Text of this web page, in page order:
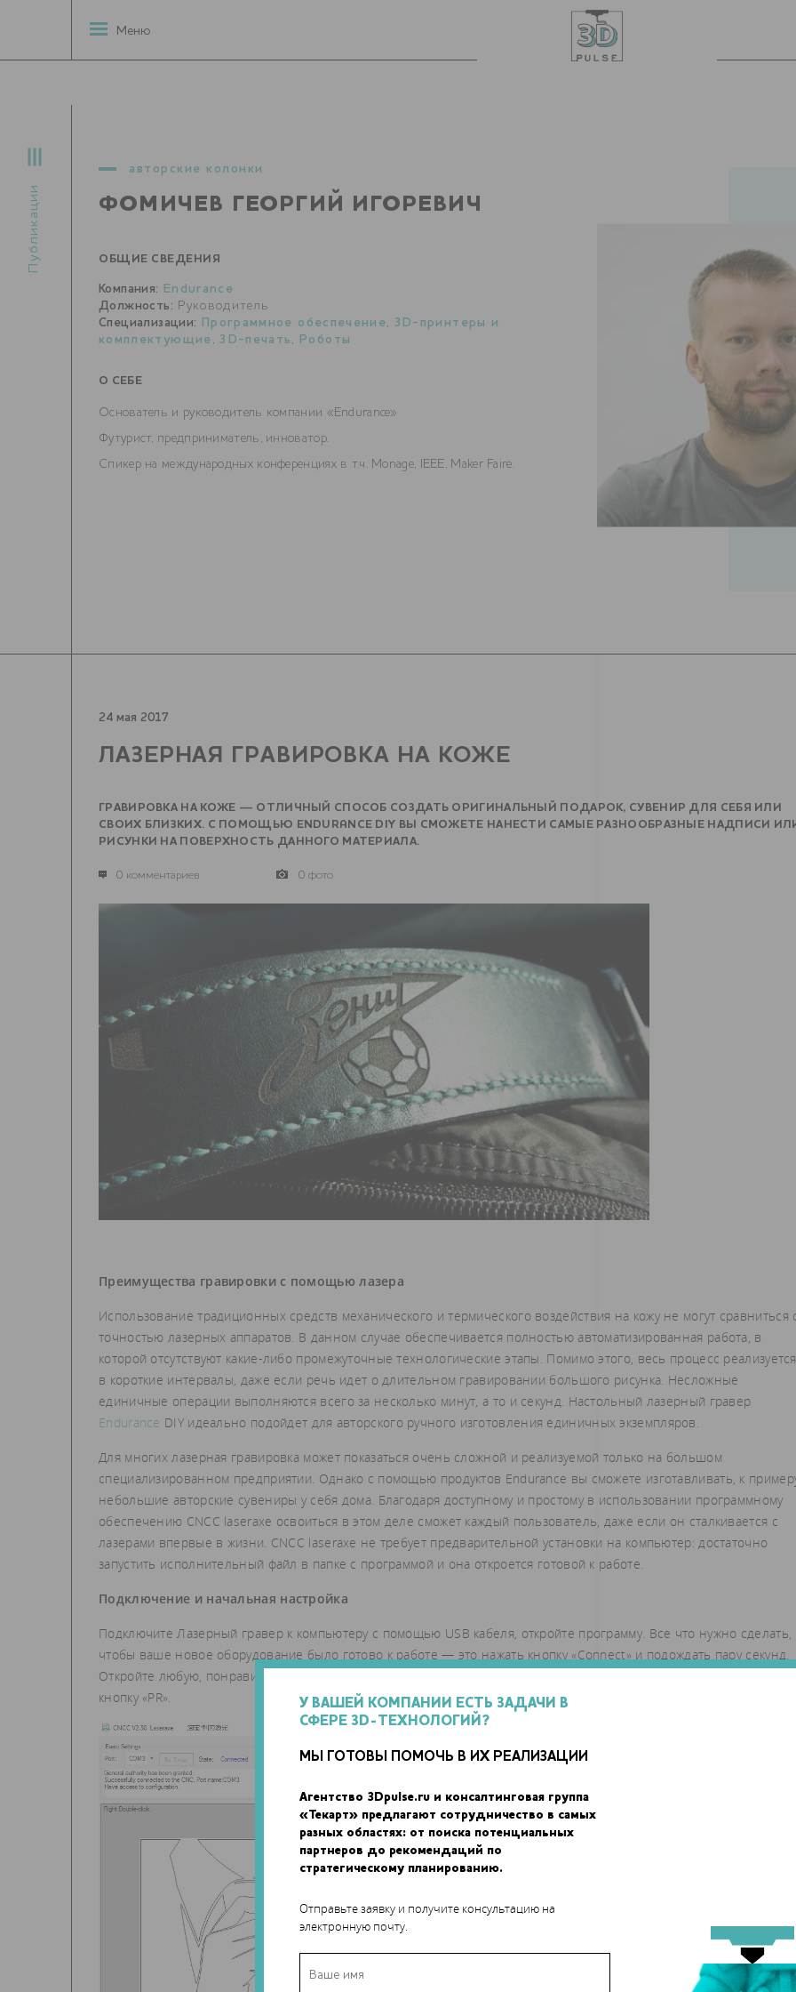
У ВАШЕЙ КОМПАНИИ ЕСТЬ ЗАДАЧИ В
СФЕРЕ 3D-ТЕХНОЛОГИЙ?
МЫ ГОТОВЫ ПОМОЧЬ В ИХ РЕАЛИЗАЦИИ
Агентство 3Dpulse.ru и консалтинговая группа
«Текарт» предлагают сотрудничество в самых
разных областях: от поиска потенциальных
партнеров до рекомендаций по
стратегическому планированию.
Отправьте заявку и получите консультацию на
электронную почту.
Публикации
Меню
авторские колонки
ФОМИЧЕВ ГЕОРГИЙ ИГОРЕВИЧ
ОБЩИЕ СВЕДЕНИЯ
Компания:
Endurance
Должность: Руководитель
Специализации:
Программное обеспечение, 3D-принтеры и
комплектующие ,3D-печать , Роботы
О СЕБЕ
Основатель и руководитель компании «Endurance»
Футурист, предприниматель, инноватор.
Спикер на международных конференциях в т.ч. Monage, IEEE, Maker Faire.
24 мая 2017
ЛАЗЕРНАЯ ГРАВИРОВКА НА КОЖЕ
ГРАВИРОВКА НА КОЖЕ — ОТЛИЧНЫЙ СПОСОБ СОЗДАТЬ ОРИГИНАЛЬНЫЙ ПОДАРОК, СУВЕНИР ДЛЯ СЕБЯ ИЛИ
СВОИХ БЛИЗКИХ. С ПОМОЩЬЮ ENDURANCE DIY ВЫ СМОЖЕТЕ НАНЕСТИ САМЫЕ РАЗНООБРАЗНЫЕ НАДПИСИ
РИСУНКИ НА ПОВЕРХНОСТЬ ДАННОГО МАТЕРИАЛА.
0 комментариев 0 фото
Преимущества гравировки с помощью лазера
Использование традиционных средств механического и термического воздействия на кожу не могут сравниться
точностью лазерных аппаратов. В данном случае обеспечивается полностью автоматизированная работа, в
которой отсутствуют какие-либо промежуточные технологические этапы. Помимо этого, весь процесс реализуется
в короткие интервалы, даже если речь идет о длительном гравировании большого рисунка. Несложные
единичные операции выполняются всего за несколько минут, а то и секунд. Настольный лазерный гравер
Endurance DIY идеально подойдет для авторского ручного изготовления единичных экземпляров.
Для многих лазерная гравировка может показаться очень сложной и реализуемой только на большом
специализированном предприятии. Однако с помощью продуктов Endurance вы сможете изготавливать, к
небольшие авторские сувениры у себя дома. Благодаря доступному и простому в использовании программному
обеспечению CNCC laseraxe освоиться в этом деле сможет каждый пользователь, даже если он сталкивается с
лазерами впервые в жизни. CNCC laseraxe не требует предварительной установки на компьютер: достаточно
запустить исполнительный файл в папке с программой и она откроется готовой к работе.
Подключение и начальная настройка
Подключите Лазерный гравер к компьютеру с помощью USB кабеля, откройте программу. Все что нужно сделать,
чтобы ваше новое оборудование было готово к работе — это нажать кнопку «Connect» и подождать пару секунд.
Откройте любую, понравившуюся вам картинку с помощью кнопки «Open» и векторизуйте изображение, нажав на
кнопку «PR».